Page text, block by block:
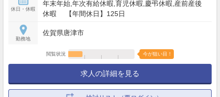
休日・休暇
年末年始,年次有給休暇,育児休暇,慶弔休暇,産前産後
休暇 【年間休日】125日
勤務地
佐賀県唐津市
閲覧状況 今が狙い目！
求人の詳細を見る